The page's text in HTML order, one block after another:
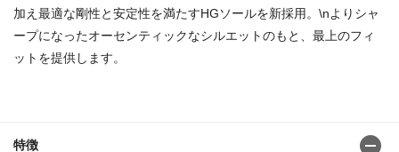
加え最適な剛性と安定性を満たすHGソールを新採用。\nよりシャ
ープになったオーセンティックなシルエットのもと、最上のフィ
ットを提供します。
特徴